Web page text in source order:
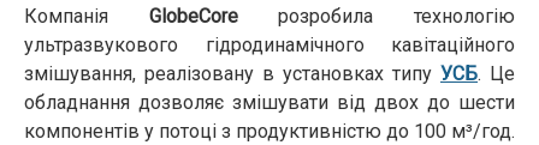
Компанія GlobeCoreрозробила технологію
ультразвукового гідродинамічного кавітаційного
змішування, реалізовану в установках типу УСБ. Це
обладнання дозволяє змішувати від двох до шести
компонентів у потоці з продуктивністю до 100 м³/год.